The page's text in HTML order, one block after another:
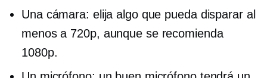
Una cámara: elija algo que pueda disparar al
menos a 720p, aunque se recomienda
1080p.